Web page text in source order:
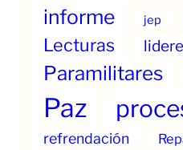
informe jep
Lecturas
Paramilitares
Paz
refrendación